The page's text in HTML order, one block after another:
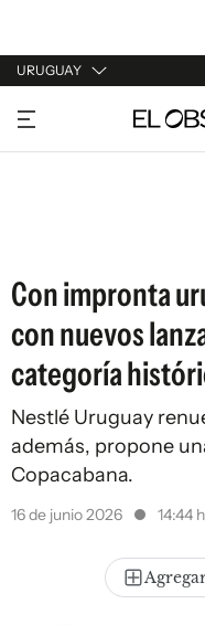
URUGUAY
URUGUAY
ARGENTINA
Con impronta
con nuevos
categoría
Nestlé Uruguay
además, propone
Copacabana.
16 de junio 2026 14:44